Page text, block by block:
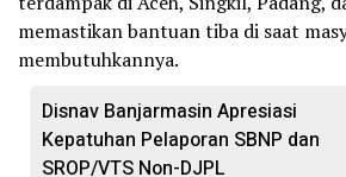
memastikan bantuan tiba di saat
membutuhkannya.
Disnav Banjarmasin Apresiasi
Kepatuhan Pelaporan SBNP dan
SROP/VTS Non-DJPL